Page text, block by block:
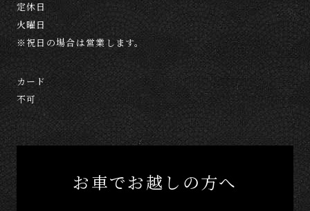
定休日
火曜日
※祝日の場合は営業します。
カード
不可
お車でお越しの方へ